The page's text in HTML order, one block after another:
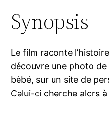
Synopsis
Le film raconte
découvre une photo de
bébé, sur un site de
Celui-ci cherche alors